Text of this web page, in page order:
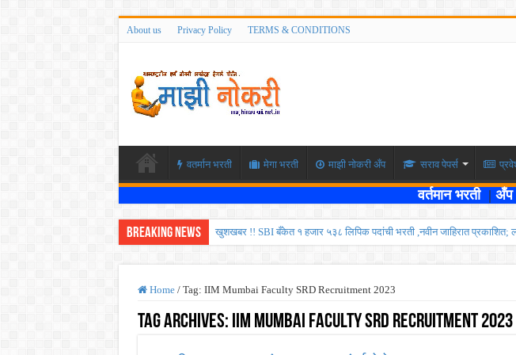
About us Privacy Policy TERMS & CONDITIONS
वतर्मान भरती मेगा भरती माझी नोकरी अँप सराव पेपर्स
वर्तमान भरती | अँप
Breaking News खुशखबर !! SBI बँकेत १ हजार ५३८ लिपिक पदांची भरती ,नवीन जाहिरात
Home / Tag: IIM Mumbai Faculty SRD Recruitment 2023
Tag Archives: IIM Mumbai Faculty SRD Recruitment 2023